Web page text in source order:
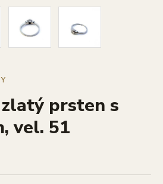
prsten s
vel. 51